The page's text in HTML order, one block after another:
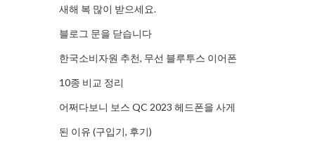
새해 복 많이 받으세요.
블로그 문을 닫습니다
한국소비자원 추천, 무선 블루투스 이어폰
10종 비교 정리
어쩌다보니 보스 QC 2023 헤드폰을 사게
된 이유 (구입기, 후기)